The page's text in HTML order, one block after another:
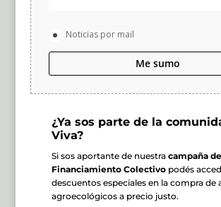
Noticias por mail
Me sumo
¿Ya sos parte de la
Viva?
Si sos aportante de nuestra campaña de
Financiamiento Colectivopodés
descuentos especiales en la compra de
agroecológicos a precio justo.